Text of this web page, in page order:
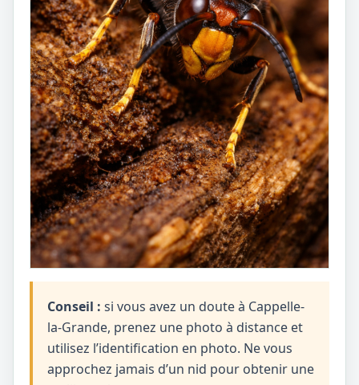
Conseil : si vous avez un doute à Cappelle-
la-Grande, prenez une photo à distance et
utilisez l’identification en photo. Ne vous
approchez jamais d’un nid pour obtenir une